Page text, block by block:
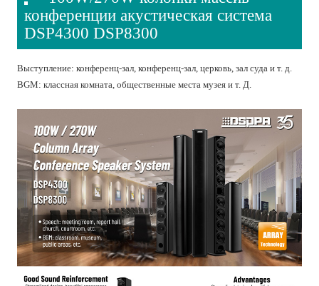
конференции акустическая система
DSP4300 DSP8300
Выступление: конференц-зал, конференц-зал, церковь, зал суда и т. д.
BGM: классная комната, общественные места музея и т. Д.